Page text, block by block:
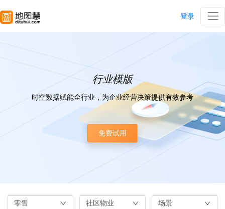
登录
行业模版
时空数据赋能全行业，为企业经营决策提供有效参考
免费试用
零售 社区物业 场景